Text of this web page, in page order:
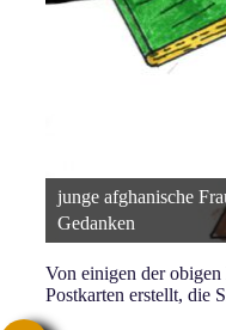
junge afghanische
Gedanken
Von einigen der
Postkarten erstellt, die